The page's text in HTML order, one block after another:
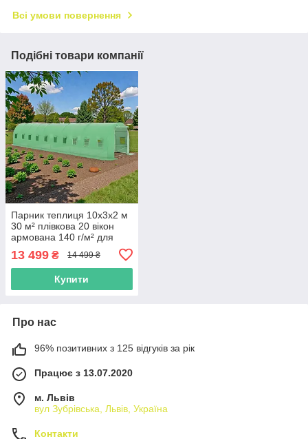
Всі умови повернення
Подібні товари компанії
Парник теплиця 10х3х2 м
30 м² плівкова 20 вікон
армована 140 г/м² для
розсади овочів Helper HP-
1077
13 499 ₴ 14 499 ₴
Купити
Про нас
96% позитивних з 125 відгуків за рік
Працює з 13.07.2020
м. Львів
вул Зубрівська, Львів, Україна
Контакти